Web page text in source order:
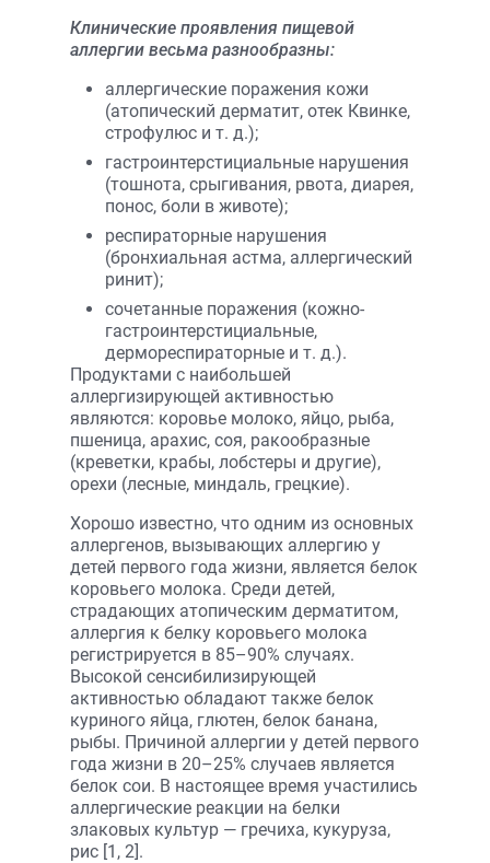
Клинические проявления пищевой
аллергии весьма разнообразны:
аллергические поражения кожи
(атопический дерматит, отек Квинке,
строфулюс и т. д.);
гастроинтерстициальные нарушения
(тошнота, срыгивания, рвота, диарея,
понос, боли в животе);
респираторные нарушения
(бронхиальная астма, аллергический
ринит);
сочетанные поражения (кожно-
гастроинтерстициальные,
дермореспираторные и т. д.).
Продуктами с наибольшей
аллергизирующей активностью
являются: коровье молоко, яйцо, рыба,
пшеница, арахис, соя, ракообразные
(креветки, крабы, лобстеры и другие),
орехи (лесные, миндаль, грецкие).
Хорошо известно, что одним из основных
аллергенов, вызывающих аллергию у
детей первого года жизни, является белок
коровьего молока. Среди детей,
страдающих атопическим дерматитом,
аллергия к белку коровьего молока
регистрируется в 85–90% случаях.
Высокой сенсибилизирующей
активностью обладают также белок
куриного яйца, глютен, белок банана,
рыбы. Причиной аллергии у детей первого
года жизни в 20–25% случаев является
белок сои. В настоящее время участились
аллергические реакции на белки
злаковых культур — гречиха, кукуруза,
рис [1, 2].